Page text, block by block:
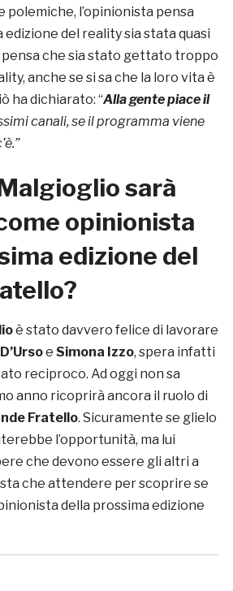
l’opinionista pensa
edizione del reality sia stata quasi
che sia stato gettato troppo
anche se si sa che la loro vita è
ha dichiarato: “Alla gente piace il
canali, se il programma viene
sarà
opinionista
edizione del
è stato davvero felice di lavorare
e Simona Izzo, spera infatti
reciproco. Ad oggi non sa
anno ricoprirà ancora il ruolo di
Fratello. Sicuramente se glielo
l’opportunità, ma lui
che devono essere gli altri a
che attendere per scoprire se
della prossima edizione